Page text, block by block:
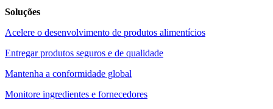
Soluções
Acelere o desenvolvimento de produtos alimentícios
Entregar produtos seguros e de qualidade
Mantenha a conformidade global
Monitore ingredientes e fornecedores